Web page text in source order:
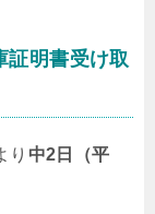
証明書受け取
り 中2日（平